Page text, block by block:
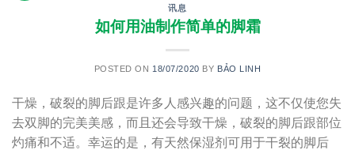
讯息
如何用油制作简单的脚霜
POSTED ON 18/07/2020 BY BẢO LINH
干燥，破裂的脚后跟是许多人感兴趣的问题，这不仅使您失
去双脚的完美美感，而且还会导致干燥，破裂的脚后跟部位
灼痛和不适。幸运的是，有天然保湿剂可用于干裂的脚后